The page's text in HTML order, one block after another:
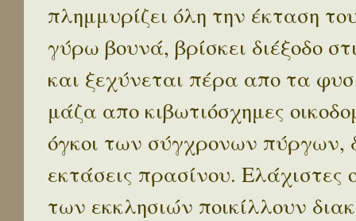
πλημμυρίζει όλη την έκταση
γύρω βουνά, βρίσκει διέξοδο
και ξεχύνεται πέρα απο τα
μάζα απο κιβωτιόσχημες
όγκοι των σύγχρονων πύργων,
εκτάσεις πρασίνου.
των εκκλησιών ποικίλλουν